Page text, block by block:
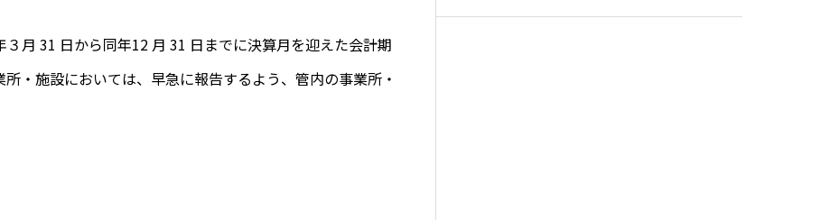
月 31 日から同年12 月 31 日までに決算月を迎えた会計期
・施設においては、早急に報告するよう、管内の事業所・